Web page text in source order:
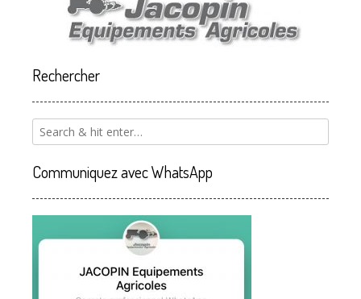
Rechercher
Communiquez avec WhatsApp